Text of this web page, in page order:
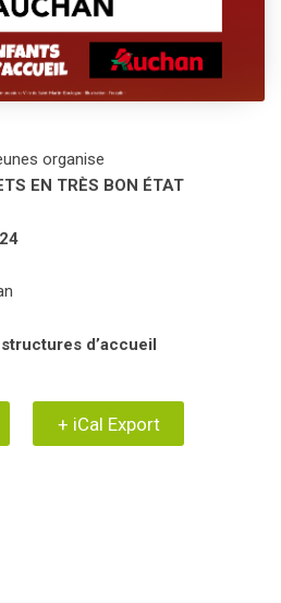
organise
EN TRÈS BON ÉTAT
d’accueil
+ iCal Export